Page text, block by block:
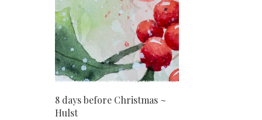
8 days before Christmas ~
Hulst